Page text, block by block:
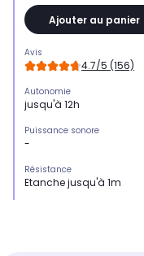
Ajouter au panier
Avis
4.7/5 (156)
Autonomie
jusqu'à 12h
Puissance sonore
-
Résistance
Etanche jusqu'à 1m